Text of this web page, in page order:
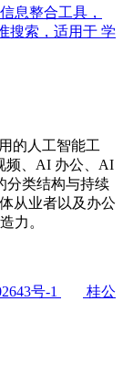
息整合工具，
搜索，适用于 学
的人工智能工
频、AI 办公、AI
分类结构与持续
从业者以及办公
力。
号-1
桂公